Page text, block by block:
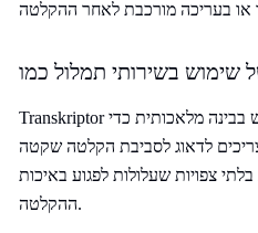
Transkriptor הוא כלי תמלול אוטומטי המשתמש בבינה מלאכותית כדי
לדאוג לסביבת הקלטה שקטה
צפויות שעלולות לפגוע באיכות
ההקלטה.